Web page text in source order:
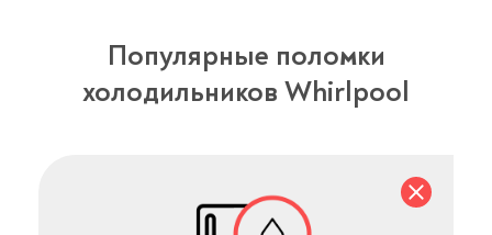
Популярные поломки
холодильников Whirlpool